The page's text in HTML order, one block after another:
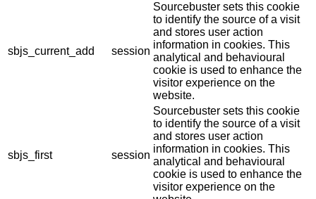
sbjs_current_add session
Sourcebuster sets this cookie
to identify the source of a visit
and stores user action
information in cookies. This
analytical and behavioural
cookie is used to enhance the
visitor experience on the
website.
sbjs_first session
Sourcebuster sets this cookie
to identify the source of a visit
and stores user action
information in cookies. This
analytical and behavioural
cookie is used to enhance the
visitor experience on the